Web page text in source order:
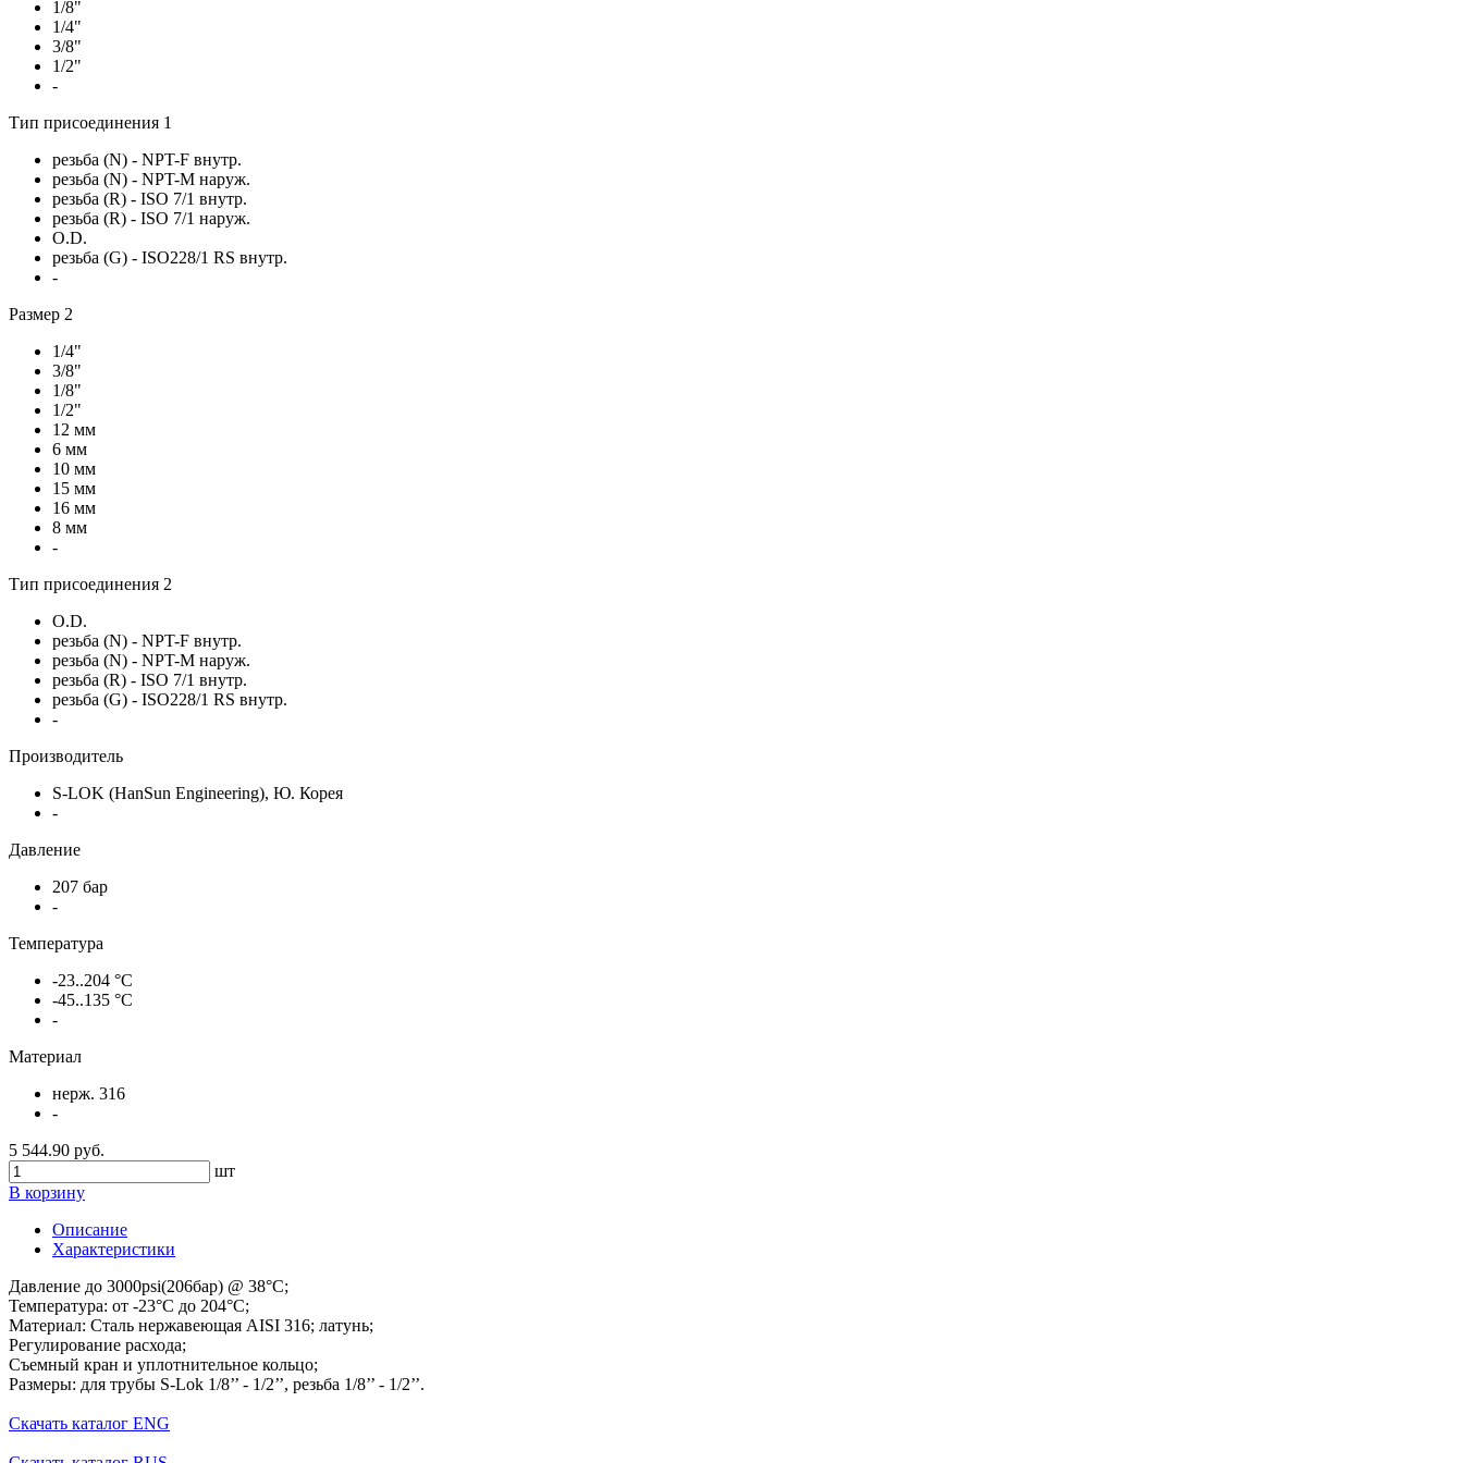
1/8"
1/4"
3/8"
1/2"
-
Тип присоединения 1
резьба (N) - NPT-F внутр.
резьба (N) - NPT-M наруж.
резьба (R) - ISO 7/1 внутр.
резьба (R) - ISO 7/1 наруж.
O.D.
резьба (G) - ISO228/1 RS внутр.
-
Размер 2
1/4"
3/8"
1/8"
1/2"
12 мм
6 мм
10 мм
15 мм
16 мм
8 мм
-
Тип присоединения 2
O.D.
резьба (N) - NPT-F внутр.
резьба (N) - NPT-M наруж.
резьба (R) - ISO 7/1 внутр.
резьба (G) - ISO228/1 RS внутр.
-
Производитель
S-LOK (HanSun Engineering), Ю. Корея
-
Давление
207 бар
-
Температура
-23..204 °C
-45..135 °C
-
Материал
нерж. 316
-
5 544.90 руб.
шт
В корзину
Описание
Характеристики
Давление до 3000psi(206бар) @ 38°C;
Температура: от -23°C до 204°C;
Материал: Сталь нержавеющая AISI 316; латунь;
Регулирование расхода;
Съемный кран и уплотнительное кольцо;
Размеры: для трубы S-Lok 1/8’’ - 1/2’’, резьба 1/8’’ - 1/2’’.
Скачать каталог ENG